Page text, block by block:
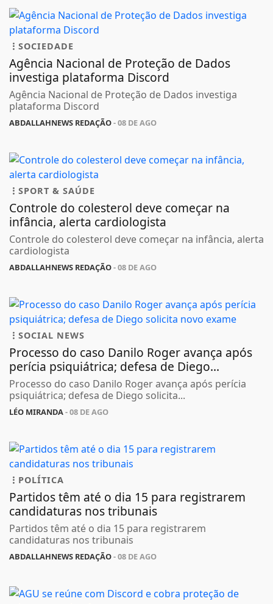
SOCIEDADE
Agência Nacional de Proteção de Dados
investiga plataforma Discord
Agência Nacional de Proteção de Dados investiga
plataforma Discord
ABDALLAHNEWS REDAÇÃO- 08 DE AGO
SPORT & SAÚDE
Controle do colesterol deve começar na
infância, alerta cardiologista
Controle do colesterol deve começar na infância, alerta
cardiologista
ABDALLAHNEWS REDAÇÃO- 08 DE AGO
SOCIAL NEWS
Processo do caso Danilo Roger avança após
perícia psiquiátrica; defesa de Diego...
Processo do caso Danilo Roger avança após perícia
psiquiátrica; defesa de Diego solicita...
LÉO MIRANDA- 08 DE AGO
POLÍTICA
Partidos têm até o dia 15 para registrarem
candidaturas nos tribunais
Partidos têm até o dia 15 para registrarem
candidaturas nos tribunais
ABDALLAHNEWS REDAÇÃO- 08 DE AGO